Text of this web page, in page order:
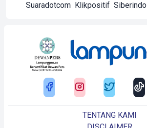
Suaradotcom Klikpositif Siberindo
TENTANG KAMI